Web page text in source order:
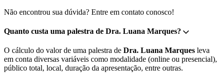
Não encontrou sua dúvida? Entre em contato conosco!
Quanto custa uma palestra de Dra. Luana Marques?
O cálculo do valor de uma palestra de Dra. Luana Marques leva
em conta diversas variáveis como modalidade (online ou presencial),
público total, local, duração da apresentação, entre outras.